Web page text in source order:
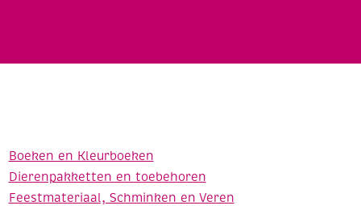
Boeken en Kleurboeken
Dierenpakketten en toebehoren
Feestmateriaal, Schminken en Veren